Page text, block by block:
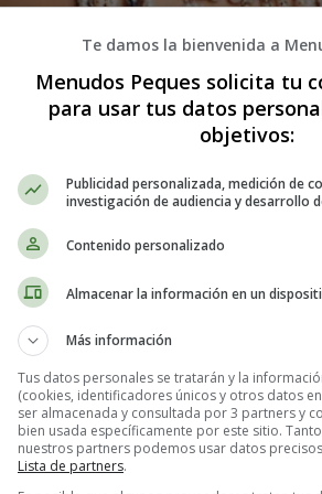
Cómo lograr un
de las tendencias más populares en el
esculpida y sofisticada. En este artículo,
es importante preparar adecuadamente
base fresca y saludable para el maquillaje.
Te damos la bienvenida a
Menudos Peques solicita tu
para usar tus datos
objetivos:
Publicidad personalizada, medición de
investigación de audiencia y desarrollo
Contenido personalizado
Almacenar la información en un
Más información
Tus datos personales se tratarán y la
(cookies, identificadores únicos y otros datos
ser almacenada y consultada por 3 partners y
bien usada específicamente por este sitio.
nuestros partners podemos usar datos
Lista de partners.